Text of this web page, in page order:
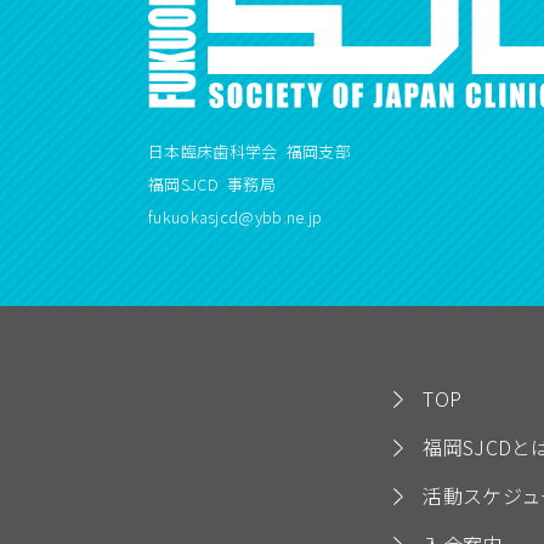
日本臨床歯科学会 福岡支部
福岡SJCD 事務局
fukuokasjcd@ybb.ne.jp
TOP
福岡SJCDと
活動スケジ